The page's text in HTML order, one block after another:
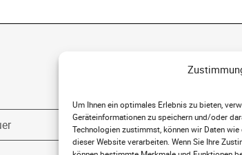
Um Ihnen ein optimales Erlebnis zu bieten,
Geräteinformationen zu speichern und/oder
Technologien zustimmst, können wir Daten
dieser Website verarbeiten. Wenn Sie Ihre
mittelständischer
Schwerpunkt bildet dabei
Augsburg – München.